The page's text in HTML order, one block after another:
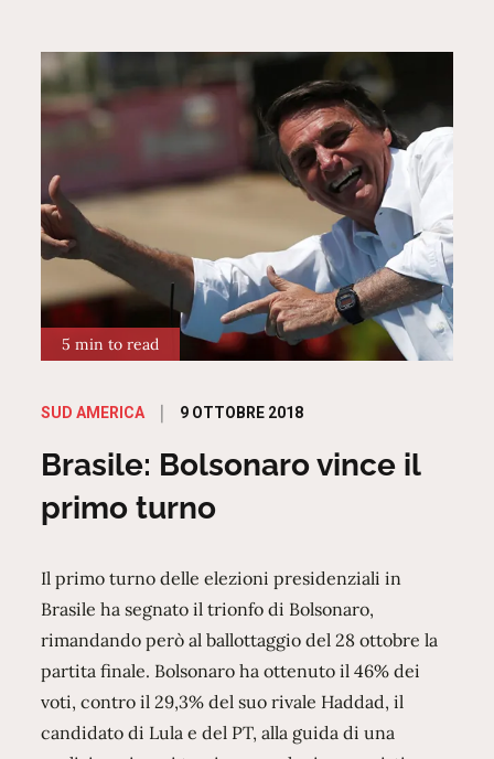
5 min to read
SUD AMERICA
Posted
9 OTTOBRE 2018
Brasile: Bolsonaro vince il
primo turno
Il primo turno delle elezioni presidenziali in
Brasile ha segnato il trionfo di Bolsonaro,
rimandando però al ballottaggio del 28 ottobre la
partita finale. Bolsonaro ha ottenuto il 46% dei
voti, contro il 29,3% del suo rivale Haddad, il
candidato di Lula e del PT, alla guida di una